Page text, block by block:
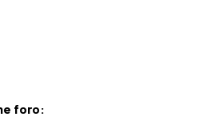
foro: